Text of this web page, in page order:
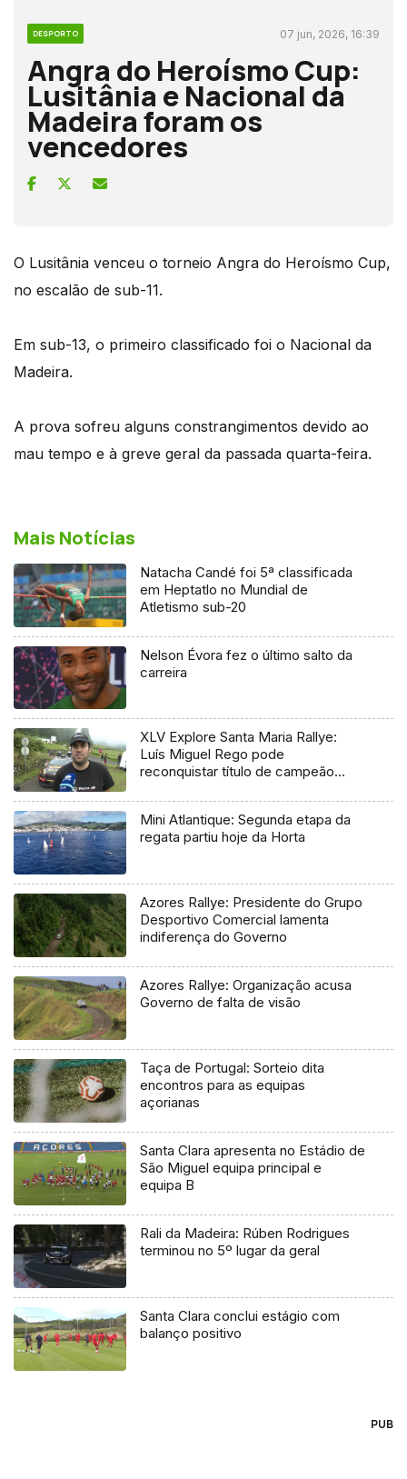
DESPORTO 07 jun, 2026, 16:39
Angra do Heroísmo Cup:
Lusitânia e Nacional da
Madeira foram os
vencedores
O Lusitânia venceu o torneio Angra do Heroísmo Cup,
no escalão de sub-11.
Em sub-13, o primeiro classificado foi o Nacional da
Madeira.
A prova sofreu alguns constrangimentos devido ao
mau tempo e à greve geral da passada quarta-feira.
Mais Notícias
Natacha Candé foi 5ª classificada
em Heptatlo no Mundial de
Atletismo sub-20
Nelson Évora fez o último salto da
carreira
XLV Explore Santa Maria Rallye:
Luís Miguel Rego pode
reconquistar título de campeão
Mini Atlantique: Segunda etapa da
regata partiu hoje da Horta
Azores Rallye: Presidente do Grupo
Desportivo Comercial lamenta
indiferença do Governo
Azores Rallye: Organização acusa
Governo de falta de visão
Taça de Portugal: Sorteio dita
encontros para as equipas
açorianas
Santa Clara apresenta no Estádio de
São Miguel equipa principal e
equipa B
Rali da Madeira: Rúben Rodrigues
terminou no 5º lugar da geral
Santa Clara conclui estágio com
balanço positivo
PUB